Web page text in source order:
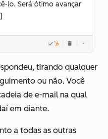
lo. Será ótimo avançar
tirando qualquer
ou não. Você
de e-mail na qual
em diante.
a todas as outras